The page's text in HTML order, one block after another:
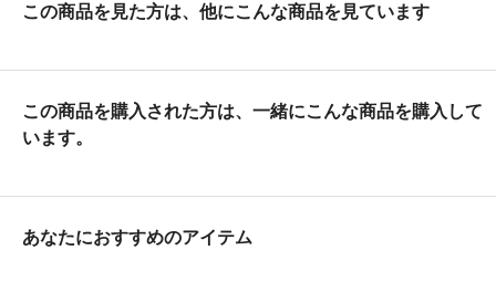
この商品を見た方は、他にこんな商品を見ています
この商品を購入された方は、一緒にこんな商品を購入して
います。
あなたにおすすめのアイテム